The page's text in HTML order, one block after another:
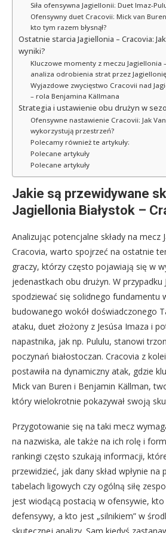
Siła ofensywna Jagiellonii: Duet Imaz-
Ofensywny duet Cracovii: Mick van
kto tym razem błysnął?
Ostatnie starcia Jagiellonia – Cracovia: Jak
wyniki?
Kluczowe momenty z meczu Jagiellonia
analiza odrobienia strat przez Jagiellonię
Wyjazdowe zwycięstwo Cracovii nad
– rola Benjamina Källmana
Strategia i ustawienie obu drużyn w
Ofensywne nastawienie Cracovii: Jak
wykorzystują przestrzeń?
Polecamy również te artykuły:
Polecane artykuły
Polecane artykuły
Jakie są przewidywane
Jagiellonia Białystok –
Analizując potencjalne składy na mecz
Cracovia, warto spojrzeć na ostatnie
graczy, którzy często pojawiają się w
jedenastkach obu drużyn. W przypadku
spodziewać się solidnego fundamentu
budowanego wokół doświadczonego
ataku, duet złożony z Jesúsa Imaza i
napastnika, jak np. Pululu, stanowi
poczynań białostoczan. Cracovia z
postawiła na dynamiczny atak, gdzie
Mick van Buren i Benjamin Källman,
który wielokrotnie pokazywał swoją
Przygotowanie się na taki mecz
na nazwiska, ale także na ich rolę i
rankingi często szukają informacji,
przewidzieć, jak dany skład wpłynie na
tabelach ligowych czy ogólną siłę
jest wiodącą postacią w ofensywie,
defensywy, a kto jest „silnikiem” w